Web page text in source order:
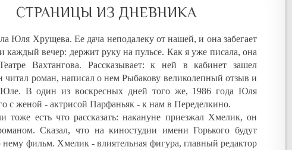
СТРАНИЦЫ ИЗ ДНЕВНИКА
Юля Хрущева. Ее дача неподалеку от нашей, и она забегает
каждый вечер: держит руку на пульсе. Как я уже писала, она
Вахтангова. Рассказывает: к ней в кабинет зашел
читал роман, написал о нем Рыбакову великолепный отзыв и
Юле. В один из воскресных дней того же, 1986 года Юля
с женой - актрисой Парфаньяк - к нам в Переделкино.
тоже есть что рассказать: накануне приезжал Хмелик, он
Сказал, что на киностудии имени Горького будут
нему фильм. Хмелик - влиятельная фигура, главный редактор